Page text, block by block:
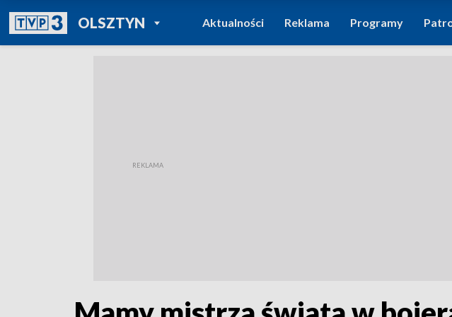
OLSZTYNPOWRÓT DO
TVP REGIONY
Aktualności Reklama Programy